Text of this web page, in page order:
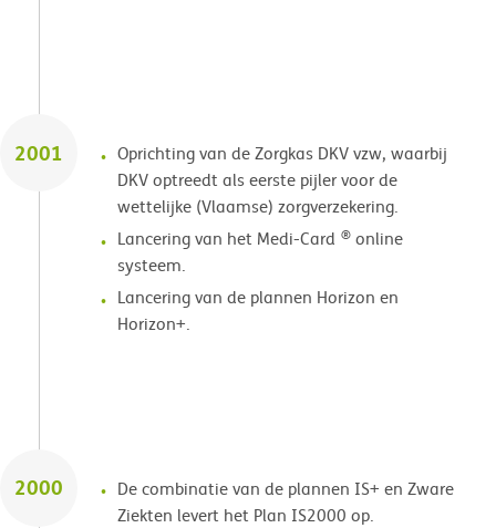
2001
Oprichting van de Zorgkas DKV vzw, waarbij
DKV optreedt als eerste pijler voor de
wettelijke (Vlaamse) zorgverzekering.
Lancering van het Medi-Card ®online
systeem.
Lancering van de plannen Horizon en
Horizon+.
2000
De combinatie van de plannen IS+ en Zware
Ziekten levert het Plan IS2000 op.